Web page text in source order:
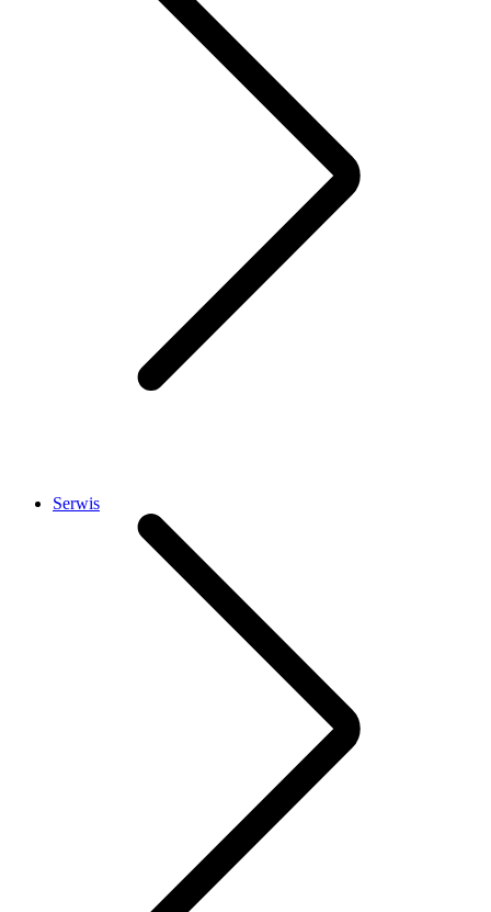
Serwis